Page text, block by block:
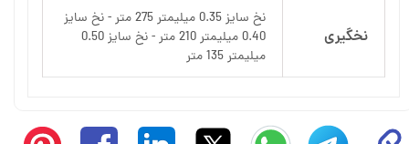
نخگیری
نخ سایز 0.35 میلیمتر 275 متر - نخ سایز
0.40 میلیمتر 210 متر - نخ سایز 0.50
میلیمتر 135 متر